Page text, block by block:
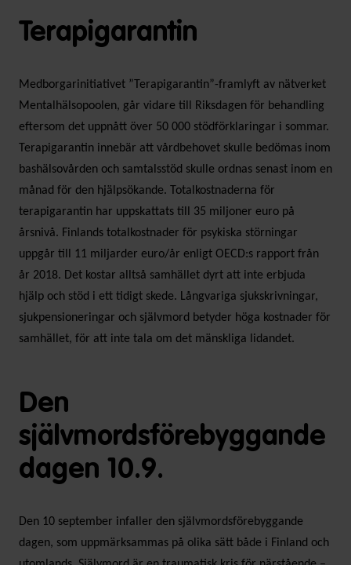
Terapigarantin
Medborgarinitiativet ”Terapigarantin”-framlyft av nätverket
Mentalhälsopoolen, går vidare till Riksdagen för behandling
eftersom det uppnått över 50 000 stödförklaringar i sommar.
Terapigarantin innebär att vårdbehovet skulle bedömas inom
bashälsovården och samtalsstöd skulle ordnas senast inom en
månad för den hjälpsökande. Totalkostnaderna för
terapigarantin har uppskattats till 35 miljoner euro på
årsnivå. Finlands totalkostnader för psykiska störningar
uppgår till 11 miljarder euro/år enligt OECD:s rapport från
år 2018. Det kostar alltså samhället dyrt att inte erbjuda
hjälp och stöd i ett tidigt skede. Långvariga sjukskrivningar,
sjukpensioneringar och självmord betyder höga kostnader för
samhället, för att inte tala om det mänskliga lidandet.
Den
självmordsförebyggande
dagen 10.9.
Den 10 september infaller den självmordsförebyggande
dagen, som uppmärksammas på olika sätt både i Finland och